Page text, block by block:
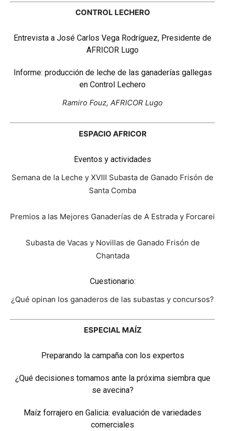
CONTROL LECHERO
Entrevista a José Carlos Vega Rodríguez, Presidente de
AFRICOR Lugo
Informe: producción de leche de las ganaderías gallegas
en Control Lechero
Ramiro Fouz, AFRICOR Lugo
ESPACIO AFRICOR
Eventos y actividades
Semana de la Leche y XVIII Subasta de Ganado Frisón de
Santa Comba
Premios a las Mejores Ganaderías de A Estrada y Forcarei
Subasta de Vacas y Novillas de Ganado Frisón de
Chantada
Cuestionario:
¿Qué opinan los ganaderos de las subastas y concursos?
ESPECIAL MAÍZ
Preparando la campaña con los expertos
¿Qué decisiones tomamos ante la próxima siembra que
se avecina?
Maíz forrajero en Galicia: evaluación de variedades
comerciales